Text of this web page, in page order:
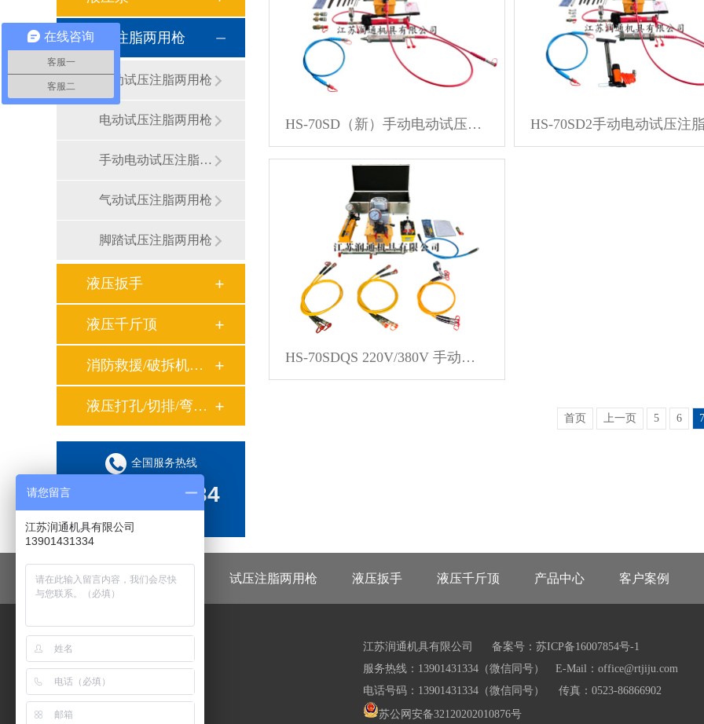
试压注脂两用枪
手动试压注脂两用枪
电动试压注脂两用枪
手动电动试压注脂两用枪
气动试压注脂两用枪
脚踏试压注脂两用枪
液压扳手
液压千斤顶
消防救援/破拆机具系列
液压打孔/切排/弯管工具系列
全国服务热线
13901431334
（微信同号）
HS-70SD（新）手动电动试压注脂两用枪70Mpa（2-70Mpa可调）
HS-70SDQS 220V/380V 手动电动气动双向试压注脂两用枪（2-70Mpa 可调）
首页 上一页 5 6 7
快速接头 液压泵 试压注脂两用枪 液压扳手 液压千斤顶 产品中心 客户案例
江苏润通机具有限公司
备案号：苏ICP备16007854号-1
服务热线：13901431334（微信同号） E-Mail：office@rtjiju.com
电话号码：13901431334（微信同号） 传真：0523-86866902
苏公网安备32120202010876号
在线咨询
客服一
客服二
请您留言
江苏润通机具有限公司
13901431334